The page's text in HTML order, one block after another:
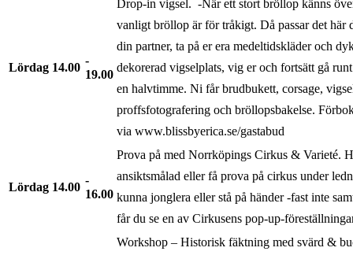
Lördag 14.00
19.00
Drop-in vigsel. -När ett stort bröllop känns
vanligt bröllop är för tråkigt. Då passar det här
din partner, ta på er era medeltidskläder och
dekorerad vigselplats, vig er och fortsätt gå
en halvtimme. Ni får brudbukett, corsage,
proffsfotografering och bröllopsbakelse.
via www.blissbyerica.se/gastabud
Lördag 14.00
16.00
Prova på med Norrköpings Cirkus & Varieté.
ansiktsmålad eller få prova på cirkus under
kunna jonglera eller stå på händer -fast inte
får du se en av Cirkusens pop-up-
Workshop – Historisk fäktning med svärd &